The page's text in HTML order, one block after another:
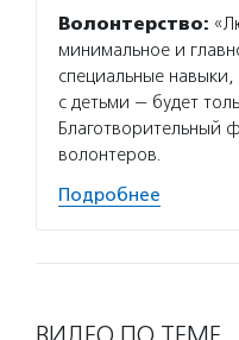
Волонтерство:
минимальное и
специальные
с детьми — будет
Благотворительный
волонтеров.
Подробнее